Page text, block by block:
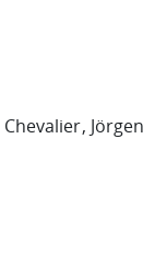
Chevalier Jörgen